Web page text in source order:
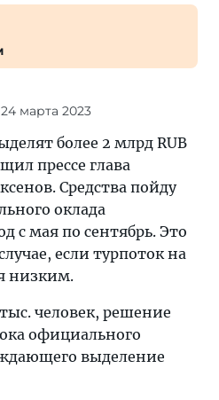
24 марта 2023
более 2 млрд RUB
прессе глава
Средства пойду
оклада
с мая по сентябрь. Это
если турпоток на
низким.
человек, решение
официального
выделение